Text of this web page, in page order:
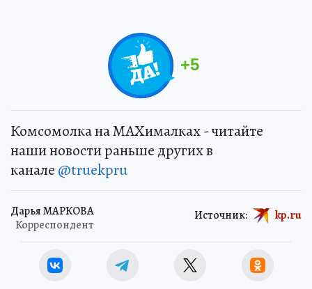
+5
Комсомолка на MAXималках - читайте
наши новости раньше других в
канале @truekpru
Дарья МАРКОВА
Корреспондент
Источник: kp.ru